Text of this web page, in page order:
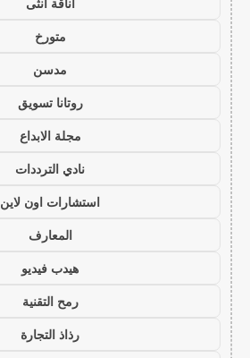
متورخ
مدسن
روتانا تسويق
مجلة الابداع
نادي الترددات
استشارات اون لاين
المعارف
هيدب فيديو
رمح التقنية
رذاذ التجارة